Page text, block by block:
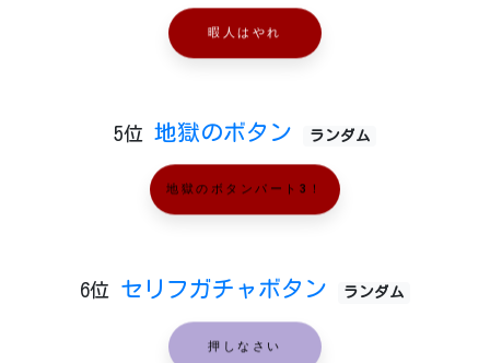
暇人はやれ
5位 地獄のボタン ランダム
地獄のボタンパート3！
6位 セリフガチャボタン ランダム
押しなさい